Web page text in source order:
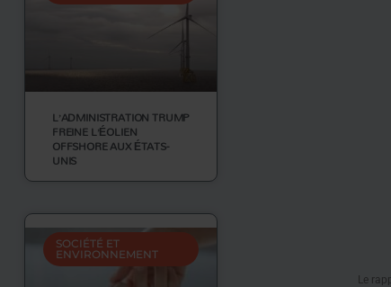
L’ADMINISTRATION TRUMP
FREINE L’ÉOLIEN
OFFSHORE AUX ÉTATS-
UNIS
SOCIÉTÉ ET
ENVIRONNEMENT
Le